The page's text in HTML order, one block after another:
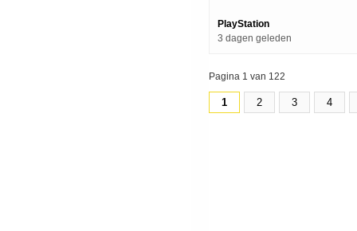
PlayStation
3 dagen geleden
Pagina 1 van 122
1 2 3 4